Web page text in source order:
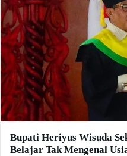
Bupati Heriyus Wisuda
Belajar Tak Mengenal